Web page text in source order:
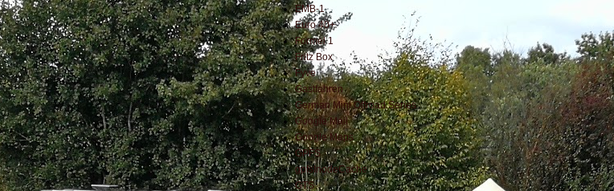
EMB-1
Euro 40+
Formel 1
Fritz Box
Fyve
Gastfahren
German Mini Offroad Series
Google Mail
Google Maps
GPFS
gpfsInodeCache
GTS